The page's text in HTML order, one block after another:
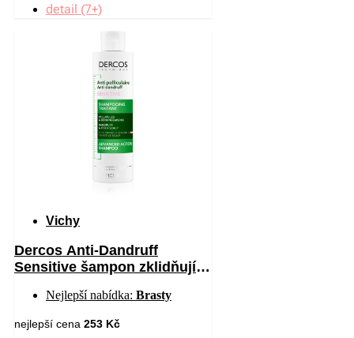
detail (7+)
Vichy
Dercos Anti-Dandruff
Sensitive šampon zklidňující
lupům 200 ml
Nejlepší nabídka: Brasty
nejlepší cena 253 Kč